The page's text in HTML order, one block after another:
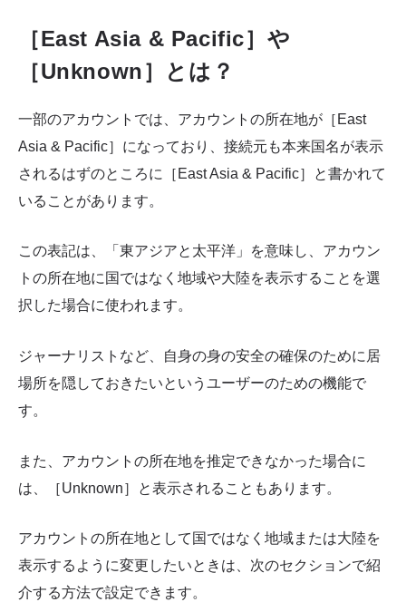
［East Asia & Pacific］や
［Unknown］とは？
一部のアカウントでは、アカウントの所在地が［East
Asia & Pacific］になっており、接続元も本来国名が表示
されるはずのところに［East Asia & Pacific］と書かれて
いることがあります。
この表記は、「東アジアと太平洋」を意味し、アカウン
トの所在地に国ではなく地域や大陸を表示することを選
択した場合に使われます。
ジャーナリストなど、自身の身の安全の確保のために居
場所を隠しておきたいというユーザーのための機能で
す。
また、アカウントの所在地を推定できなかった場合に
は、［Unknown］と表示されることもあります。
アカウントの所在地として国ではなく地域または大陸を
表示するように変更したいときは、次のセクションで紹
介する方法で設定できます。